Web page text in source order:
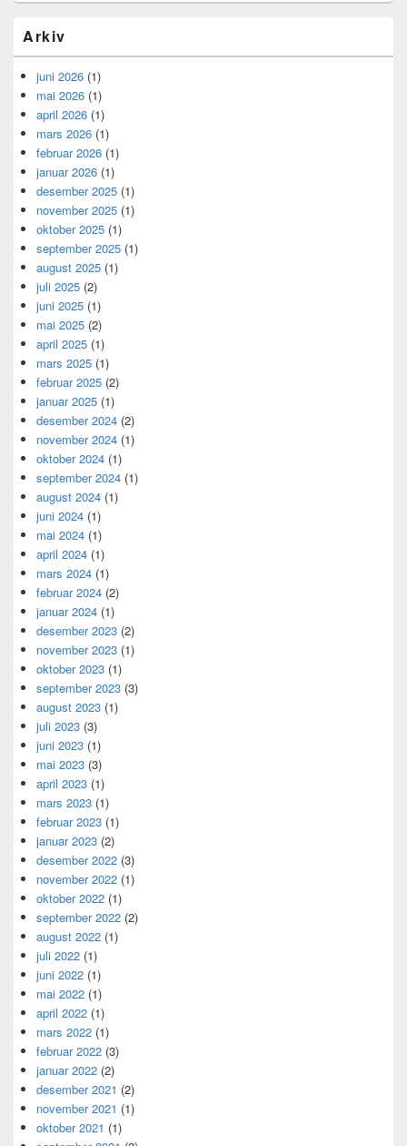
Arkiv
juni 2026 (1)
mai 2026 (1)
april 2026 (1)
mars 2026 (1)
februar 2026 (1)
januar 2026 (1)
desember 2025 (1)
november 2025 (1)
oktober 2025 (1)
september 2025 (1)
august 2025 (1)
juli 2025 (2)
juni 2025 (1)
mai 2025 (2)
april 2025 (1)
mars 2025 (1)
februar 2025 (2)
januar 2025 (1)
desember 2024 (2)
november 2024 (1)
oktober 2024 (1)
september 2024 (1)
august 2024 (1)
juni 2024 (1)
mai 2024 (1)
april 2024 (1)
mars 2024 (1)
februar 2024 (2)
januar 2024 (1)
desember 2023 (2)
november 2023 (1)
oktober 2023 (1)
september 2023 (3)
august 2023 (1)
juli 2023 (3)
juni 2023 (1)
mai 2023 (3)
april 2023 (1)
mars 2023 (1)
februar 2023 (1)
januar 2023 (2)
desember 2022 (3)
november 2022 (1)
oktober 2022 (1)
september 2022 (2)
august 2022 (1)
juli 2022 (1)
juni 2022 (1)
mai 2022 (1)
april 2022 (1)
mars 2022 (1)
februar 2022 (3)
januar 2022 (2)
desember 2021 (2)
november 2021 (1)
oktober 2021 (1)